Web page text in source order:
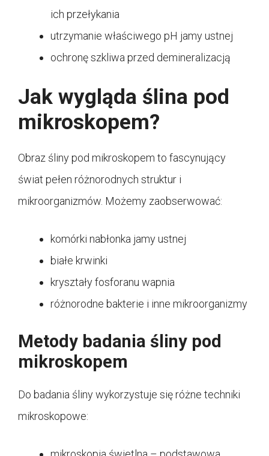
ich przełykania
utrzymanie właściwego pH jamy ustnej
ochronę szkliwa przed demineralizacją
Jak wygląda ślina pod
mikroskopem?
Obraz śliny pod mikroskopem to fascynujący
świat pełen różnorodnych struktur i
mikroorganizmów. Możemy zaobserwować:
komórki nabłonka jamy ustnej
białe krwinki
kryształy fosforanu wapnia
różnorodne bakterie i inne mikroorganizmy
Metody badania śliny pod
mikroskopem
Do badania śliny wykorzystuje się różne techniki
mikroskopowe: